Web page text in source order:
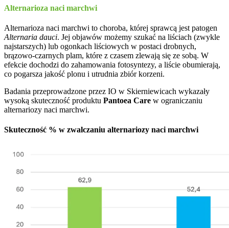
Alternarioza naci marchwi
Alternarioza naci marchwi to choroba, której sprawcą jest patogen
Alternaria dauci. Jej objawów możemy szukać na liściach (zwykle
najstarszych) lub ogonkach liściowych w postaci drobnych,
brązowo-czarnych plam, które z czasem zlewają się ze sobą. W
efekcie dochodzi do zahamowania fotosyntezy, a liście obumierają,
co pogarsza jakość plonu i utrudnia zbiór korzeni.
Badania przeprowadzone przez IO w Skierniewicach wykazały
wysoką skuteczność produktu Pantoea Care w ograniczaniu
alternariozy naci marchwi.
Skuteczność % w zwalczaniu alternariozy naci marchwi